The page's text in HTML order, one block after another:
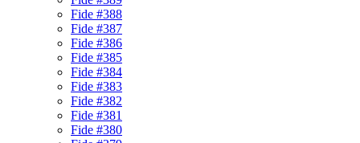
Fide #388
Fide #387
Fide #386
Fide #385
Fide #384
Fide #383
Fide #382
Fide #381
Fide #380